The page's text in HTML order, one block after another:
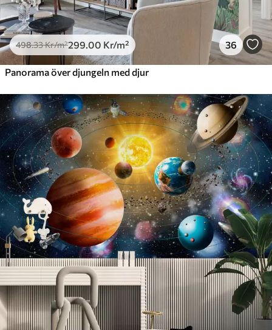
498.33Kr/m²299 .00 Kr/m² 36
Panorama över djungeln med djur